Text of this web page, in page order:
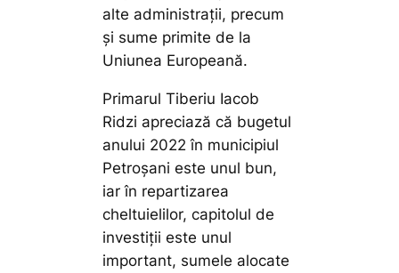
alte administrații, precum
și sume primite de la
Uniunea Europeană.
Primarul Tiberiu Iacob
Ridzi apreciază că bugetul
anului 2022 în municipiul
Petroșani este unul bun,
iar în repartizarea
cheltuielilor, capitolul de
investiții este unul
important, sumele alocate